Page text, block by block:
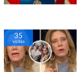
35
visitas